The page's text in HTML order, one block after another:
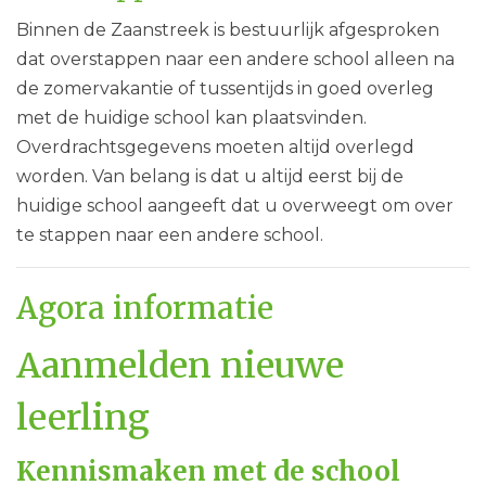
Binnen de Zaanstreek is bestuurlijk afgesproken
dat overstappen naar een andere school alleen na
de zomervakantie of tussentijds in goed overleg
met de huidige school kan plaatsvinden.
Overdrachtsgegevens moeten altijd overlegd
worden. Van belang is dat u altijd eerst bij de
huidige school aangeeft dat u overweegt om over
te stappen naar een andere school.
Agora informatie
Aanmelden nieuwe
leerling
Kennismaken met de school